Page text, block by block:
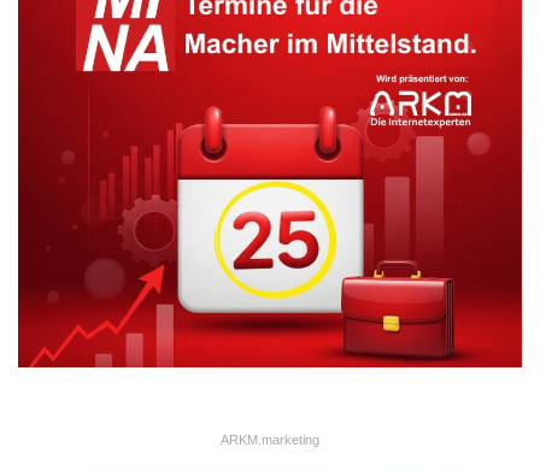
Umsetzung und die Ausführung funktionsfähig bis zur Eröffnung
des Deutschen Hauses am 04.08.2016 realisieren zu können,
so Götz weiter.
ARKM.marketing